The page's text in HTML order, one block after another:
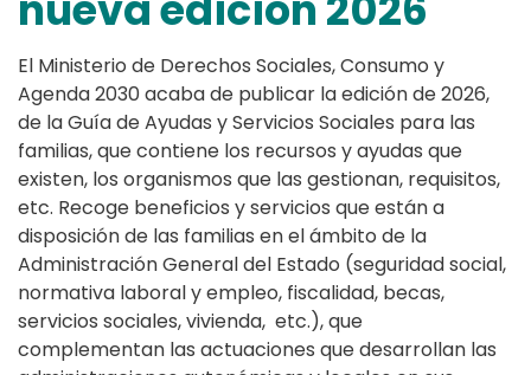
El Ministerio de Derechos Sociales, Consumo y
Agenda 2030 acaba de publicar la edición de 2026,
de la Guía de Ayudas y Servicios Sociales para las
familias, que contiene los recursos y ayudas que
existen, los organismos que las gestionan, requisitos,
etc. Recoge beneficios y servicios que están a
disposición de las familias en el ámbito de la
Administración General del Estado (seguridad social,
normativa laboral y empleo, fiscalidad, becas,
servicios sociales, vivienda, etc.), que
complementan las actuaciones que desarrollan las